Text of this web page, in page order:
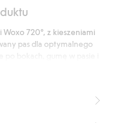
720°, z kieszeniami
pas dla optymalnego